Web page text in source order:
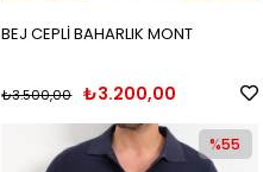
BEJ CEPLİ BAHARLIK MONT
₺3.200,00
₺3.500,00
%55